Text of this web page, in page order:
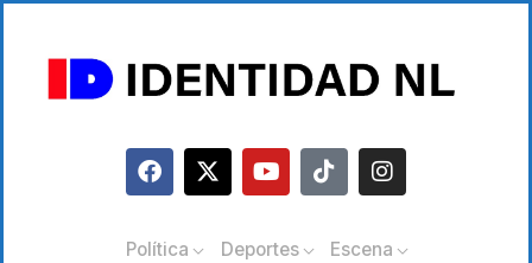
Política Deportes
Escena